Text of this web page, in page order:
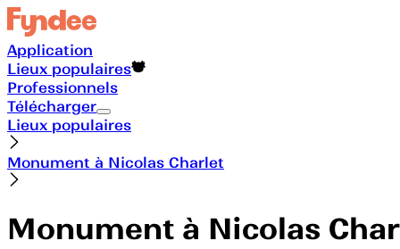
Application
Lieux populaires
Professionnels
Télécharger
Lieux populaires
Monument à Nicolas Charlet
Monument à Nicolas